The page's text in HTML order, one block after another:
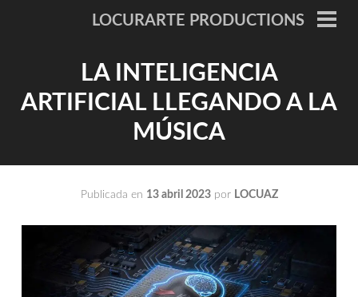
LOCURARTE PRODUCTIONS
LA INTELIGENCIA
ARTIFICIAL LLEGANDO A LA
MÚSICA
Publicada en 13 abril 2023por LOCUAZ